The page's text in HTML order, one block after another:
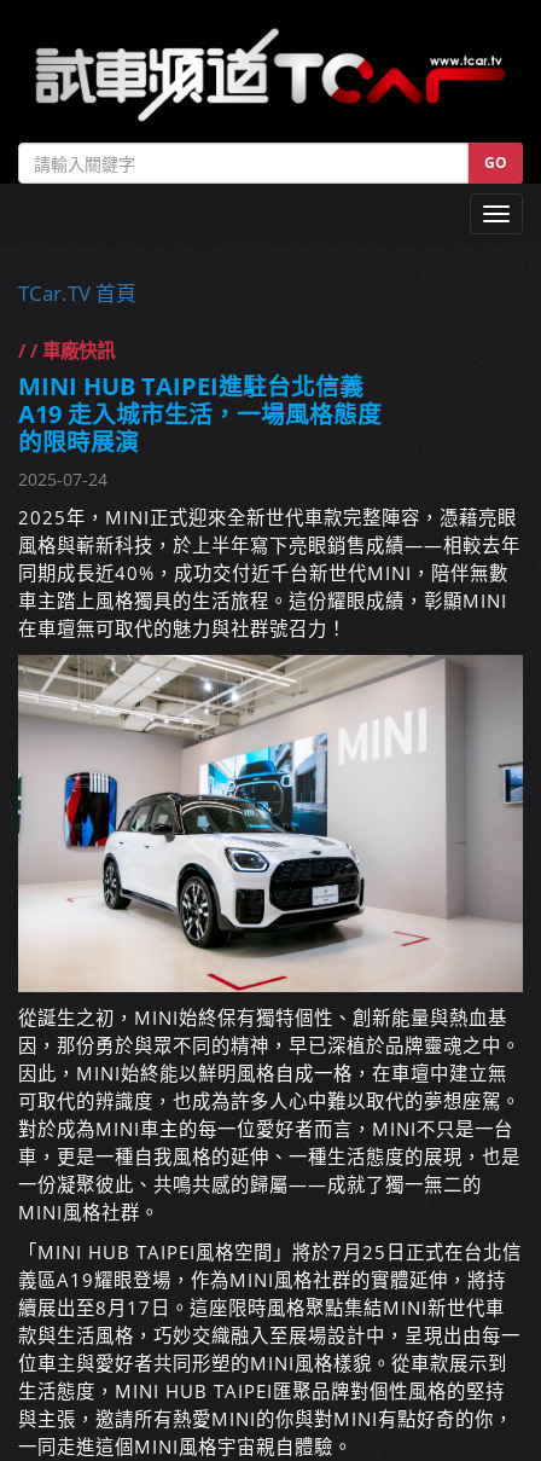
GO
TCar.TV 首頁
/ / 車廠快訊
MINI HUB TAIPEI進駐台北信義
A19 走入城市生活，一場風格態度
的限時展演
2025-07-24
2025年，MINI正式迎來全新世代車款完整陣容，憑藉亮眼
風格與嶄新科技，於上半年寫下亮眼銷售成績——相較去年
同期成長近40%，成功交付近千台新世代MINI，陪伴無數
車主踏上風格獨具的生活旅程。這份耀眼成績，彰顯MINI
在車壇無可取代的魅力與社群號召力！
從誕生之初，MINI始終保有獨特個性、創新能量與熱血基
因，那份勇於與眾不同的精神，早已深植於品牌靈魂之中。
因此，MINI始終能以鮮明風格自成一格，在車壇中建立無
可取代的辨識度，也成為許多人心中難以取代的夢想座駕。
對於成為MINI車主的每一位愛好者而言，MINI不只是一台
車，更是一種自我風格的延伸、一種生活態度的展現，也是
一份凝聚彼此、共鳴共感的歸屬——成就了獨一無二的
MINI風格社群。
「MINI HUB TAIPEI風格空間」將於7月25日正式在台北信
義區A19耀眼登場，作為MINI風格社群的實體延伸，將持
續展出至8月17日。這座限時風格聚點集結MINI新世代車
款與生活風格，巧妙交織融入至展場設計中，呈現出由每一
位車主與愛好者共同形塑的MINI風格樣貌。從車款展示到
生活態度，MINI HUB TAIPEI匯聚品牌對個性風格的堅持
與主張，邀請所有熱愛MINI的你與對MINI有點好奇的你，
一同走進這個MINI風格宇宙親自體驗。